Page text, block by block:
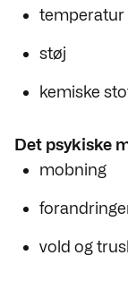
temperatur
støj
kemiske
Det psykiske
mobning
vold og